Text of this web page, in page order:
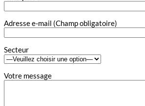
Adresse e-mail (Champ obligatoire)
Secteur
Votre message